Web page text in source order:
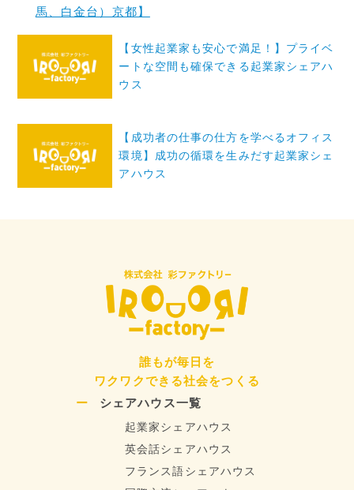
馬、白金台）京都】
投
シ
【女性起業家も安心で満足！】プライベ
ートな空間も確保できる起業家シェアハ
ウス
【成功者の仕事の仕方を学べるオフィス
環境】成功の循環を生みだす起業家シェ
アハウス
誰もが毎日を
ワクワクできる社会をつくる
シェアハウス一覧
起業家シェアハウス
英会話シェアハウス
フランス語シェアハウス